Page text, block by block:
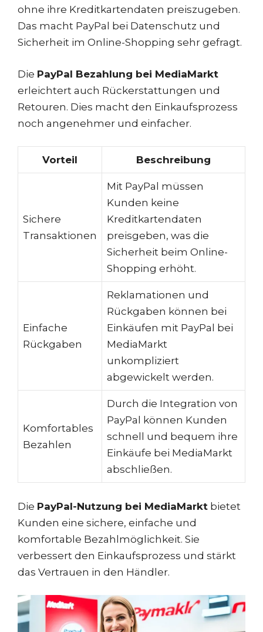
ohne ihre Kreditkartendaten preiszugeben.
Das macht PayPal bei Datenschutz und
Sicherheit im Online-Shopping sehr gefragt.
Die PayPal Bezahlung bei MediaMarkt
erleichtert auch Rückerstattungen und
Retouren. Dies macht den Einkaufsprozess
noch angenehmer und einfacher.
Vorteil Beschreibung
Sichere
Transaktionen
Mit PayPal müssen
Kunden keine
Kreditkartendaten
preisgeben, was die
Sicherheit beim Online-
Shopping erhöht.
Einfache
Rückgaben
Reklamationen und
Rückgaben können bei
Einkäufen mit PayPal bei
MediaMarkt
unkompliziert
abgewickelt werden.
Komfortables
Bezahlen
Durch die Integration von
PayPal können Kunden
schnell und bequem ihre
Einkäufe bei MediaMarkt
abschließen.
Die PayPal-Nutzung bei MediaMarkt bietet
Kunden eine sichere, einfache und
komfortable Bezahlmöglichkeit. Sie
verbessert den Einkaufsprozess und stärkt
das Vertrauen in den Händler.